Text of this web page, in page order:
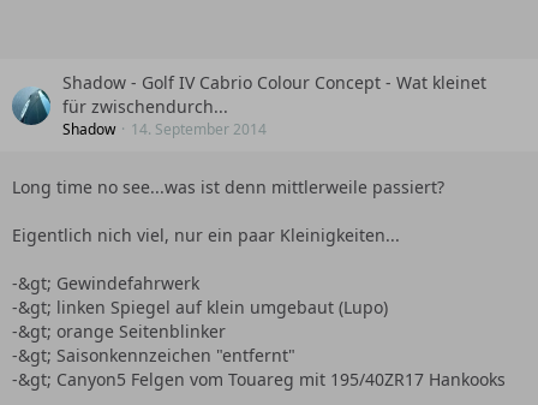
Shadow - Golf IV Cabrio Colour Concept - Wat kleinet
für zwischendurch...
Shadow 14. September 2014
Long time no see...was ist denn mittlerweile passiert?
Eigentlich nich viel, nur ein paar Kleinigkeiten...
-&gt; Gewindefahrwerk
-&gt; linken Spiegel auf klein umgebaut (Lupo)
-&gt; orange Seitenblinker
-&gt; Saisonkennzeichen "entfernt"
-&gt; Canyon5 Felgen vom Touareg mit 195/40ZR17 Hankooks